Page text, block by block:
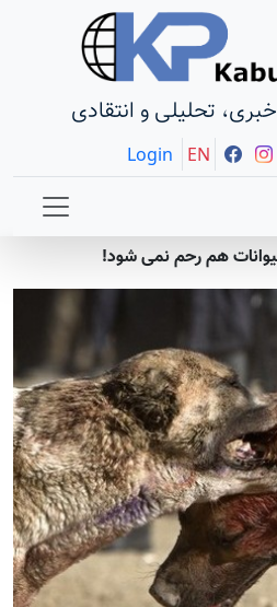
خبری، تحلیلی و انتقادی
Login EN
هم رحم نمی شود!